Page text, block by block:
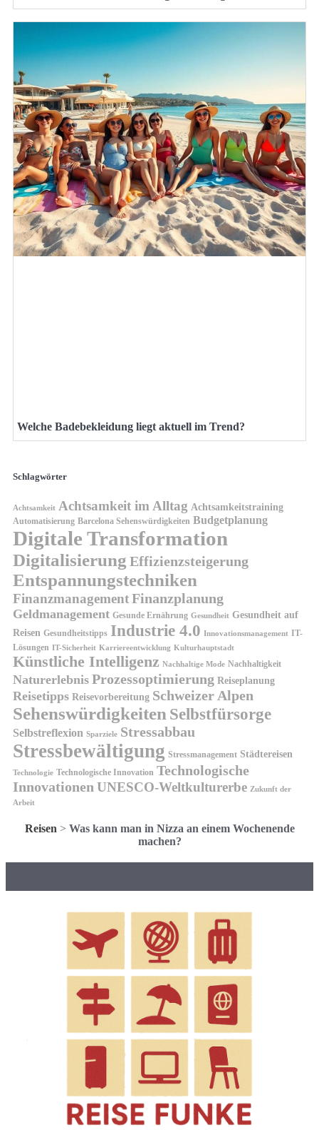
Welche Badebekleidung liegt aktuell im Trend?
Schlagwörter
Achtsamkeit Achtsamkeit im Alltag Achtsamkeitstraining
Automatisierung Barcelona Sehenswürdigkeiten Budgetplanung
Digitale Transformation
Digitalisierung Effizienzsteigerung
Entspannungstechniken
FinanzmanagementFinanzplanung
Geldmanagement Gesunde Ernährung Gesundheit Gesundheit auf
Reisen Gesundheitstipps Industrie 4.0 Innovationsmanagement IT-
Lösungen IT-Sicherheit Karriereentwicklung Kulturhauptstadt
Künstliche Intelligenz Nachhaltige Mode Nachhaltigkeit
Naturerlebnis Prozessoptimierung Reiseplanung
Reisetipps Reisevorbereitung Schweizer Alpen
Sehenswürdigkeiten Selbstfürsorge
Selbstreflexion Sparziele Stressabbau
Stressbewältigung Stressmanagement Städtereisen
Technologie Technologische Innovation Technologische
Innovationen UNESCO-Weltkulturerbe Zukunft der
Arbeit
Reisen > Was kann man in Nizza an einem Wochenende
machen?